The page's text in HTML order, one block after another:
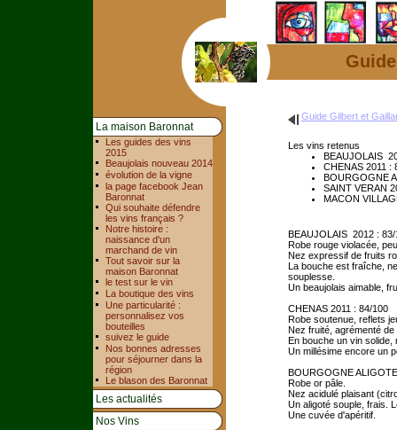
La maison Baronnat
Les guides des vins
2015
Beaujolais nouveau 2014
évolution de la vigne
la page facebook Jean
Baronnat
Qui souhaite défendre
les vins français ?
Notre histoire :
naissance d'un
marchand de vin
Tout savoir sur la
maison Baronnat
le test sur le vin
La boutique des vins
Une particularité :
personnalisez vos
bouteilles
suivez le guide
Nos bonnes adresses
pour séjourner dans la
région
Le blason des Baronnat
Les actualités
Nos Vins
Guide Gilbert et
Les vins retenus
BEAUJOLAIS
CHENAS 2011 :
BOURGOGNE
SAINT VERAN
MACON
BEAUJOLAIS 2012 :
Robe rouge violacée,
Nez expressif de fruits
La bouche est fraîche,
souplesse.
Un beaujolais aimable,
CHENAS 2011 : 84/100
Robe soutenue, reflets
Nez fruité, agrémenté
En bouche un vin
Un millésime encore un
BOURGOGNE
Robe or pâle.
Nez acidulé plaisant
Un aligoté souple, frais.
Une cuvée d'apéritif.